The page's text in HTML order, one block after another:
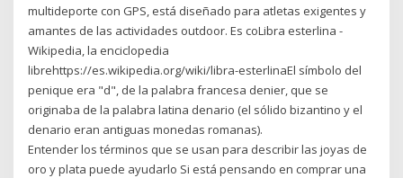
multideporte con GPS, está diseñado para atletas exigentes y
amantes de las actividades outdoor. Es coLibra esterlina -
Wikipedia, la enciclopedia
librehttps://es.wikipedia.org/wiki/libra-esterlinaEl símbolo del
penique era "d", de la palabra francesa denier, que se
originaba de la palabra latina denario (el sólido bizantino y el
denario eran antiguas monedas romanas).
Entender los términos que se usan para describir las joyas de
oro y plata puede ayudarlo Si está pensando en comprar una